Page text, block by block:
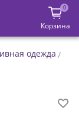
0
Корзина
одежда